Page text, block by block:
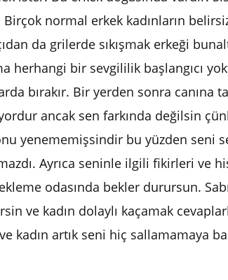
normal erkek kadınların
da grilerde sıkışmak erkeği
bir sevgililik başlangıcı
bırakır. Bir yerden sonra canına
ancak sen farkında değilsin
yenememişsindir bu yüzden seni
Ayrıca seninle ilgili fikirleri ve
odasında bekler durursun.
ve kadın dolaylı kaçamak
kadın artık seni hiç sallamamaya